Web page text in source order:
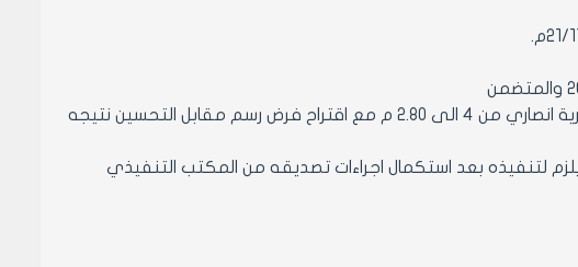
1- الموافقه على تعديل الوجيبة الجنوبية للعقار 11118 منطقة عقارية انصاري من 4 الى 2.80 م مع اقتراح فرض رسم مقابل التحسين نتيجه
يلزم لتنفيذه بعد استكمال اجراءات تصديقه من المكتب التنفيذي